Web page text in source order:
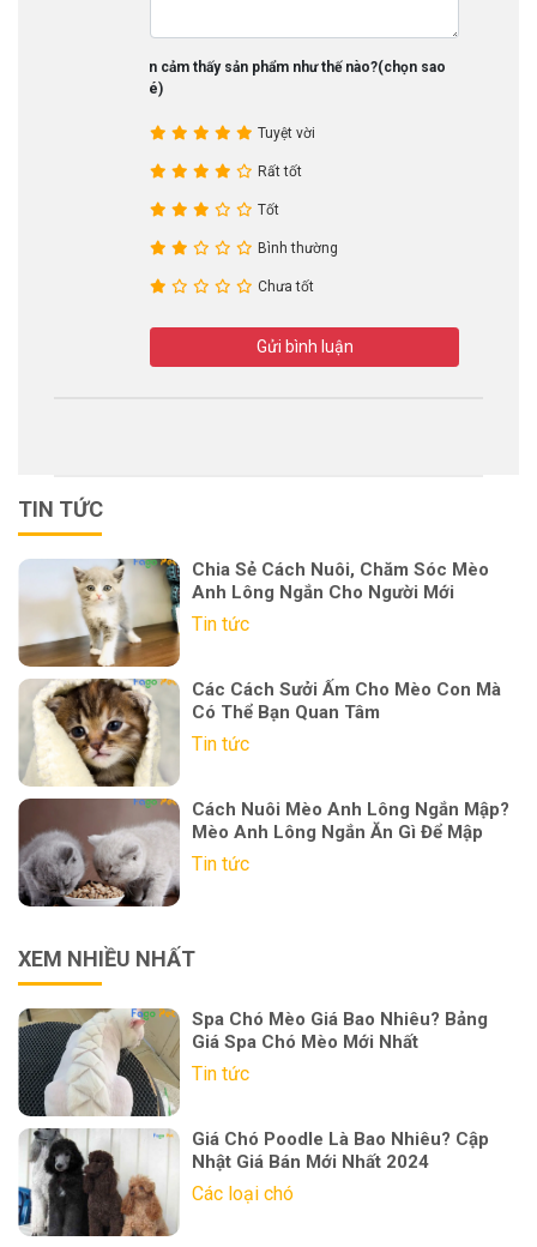
Bạn cảm thấy sản phẩm như thế nào?(chọn sao
nhé)
Tuyệt vời
Rất tốt
Tốt
Bình thường
Chưa tốt
Gửi bình luận
TIN TỨC
Chia Sẻ Cách Nuôi, Chăm Sóc Mèo
Anh Lông Ngắn Cho Người Mới
Tin tức
Các Cách Sưởi Ấm Cho Mèo Con Mà
Có Thể Bạn Quan Tâm
Tin tức
Cách Nuôi Mèo Anh Lông Ngắn Mập?
Mèo Anh Lông Ngắn Ăn Gì Để Mập
Tin tức
XEM NHIỀU NHẤT
Spa Chó Mèo Giá Bao Nhiêu? Bảng
Giá Spa Chó Mèo Mới Nhất
Tin tức
Giá Chó Poodle Là Bao Nhiêu? Cập
Nhật Giá Bán Mới Nhất 2024
Các loại chó